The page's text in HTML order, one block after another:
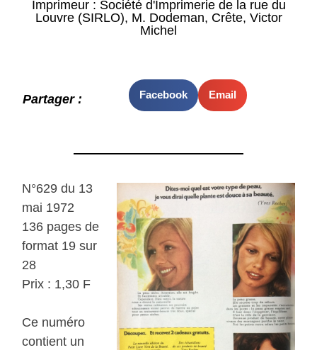
Imprimeur : Société d'Imprimerie de la rue du
Louvre (SIRLO), M. Dodeman, Crête, Victor
Michel
Partager : Facebook Email
N°629 du 13
mai 1972
136 pages de
format 19 sur
28
Prix : 1,30 F
Ce numéro
contient un